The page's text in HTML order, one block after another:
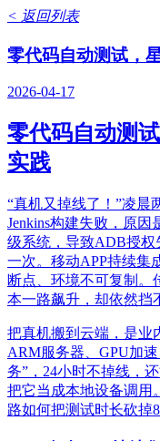
< 返回列表
零代码自动测试，
2026-04-17
零代码自动测
实践
“真机又掉线了！”凌
Jenkins构建失败，原
级系统，导致ADB授
一次。移动APP持续集
断点、环境不可复制。
本一路飙升，却依然挡
把真机搬到云端，是业
ARM服务器、GPU加
务”，24小时不掉线，
把它当成本地设备调用
路如何把测试时长砍掉